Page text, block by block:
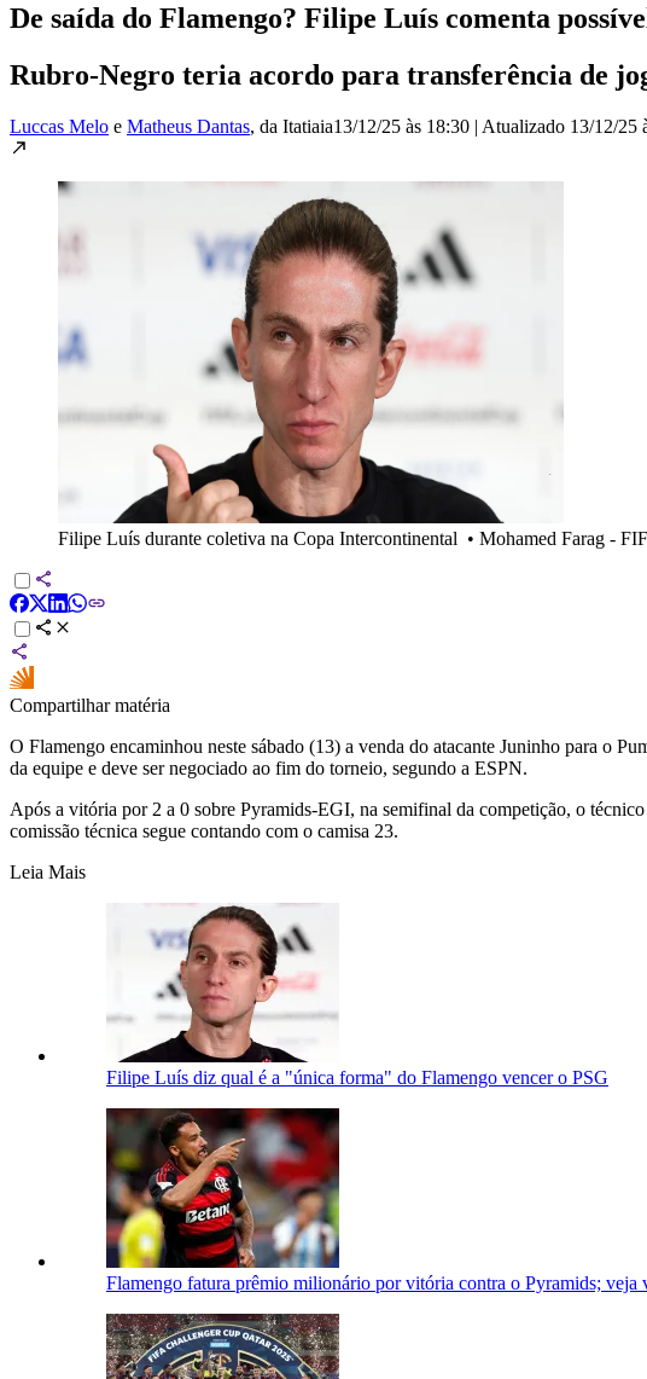
De saída do Flamengo? Filipe Luís comenta
Rubro-Negro teria acordo para transferência de
Luccas Melo e Matheus Dantas, da Itatiaia13/12/25 às 18:30 | Atualizado 13/12/25
Filipe Luís durante coletiva na Copa Intercontinental • Mohamed Farag -
Compartilhar matéria
O Flamengo encaminhou neste sábado (13) a venda do atacante Juninho para o
da equipe e deve ser negociado ao fim do torneio, segundo a ESPN.
Após a vitória por 2 a 0 sobre Pyramids-EGI, na semifinal da competição, o técnico
comissão técnica segue contando com o camisa 23.
Leia Mais
Filipe Luís diz qual é a "única forma" do Flamengo vencer o PSG
Flamengo fatura prêmio milionário por vitória contra o Pyramids; veja